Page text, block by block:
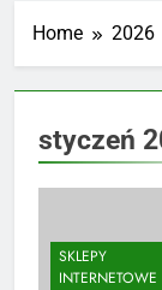
Home 2026
styczeń
SKLEPY
INTERNETOWE